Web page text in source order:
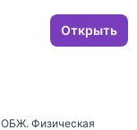
Открыть
ОБЖ. Физическая